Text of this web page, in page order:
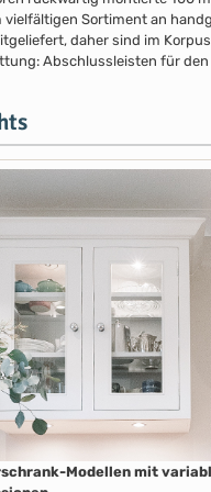
vielfältigen Sortiment an
daher sind im
Abschlussleisten für
Modellen mit